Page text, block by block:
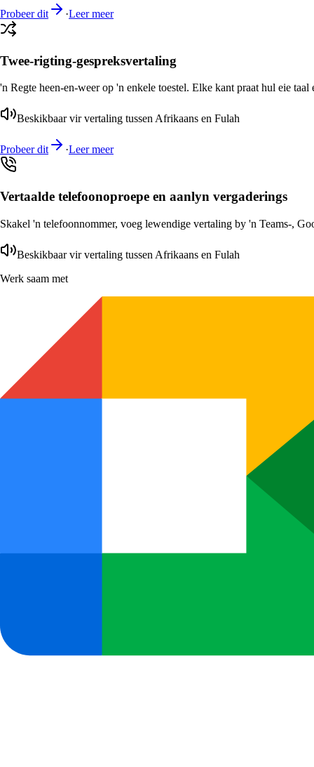
Probeer dit ·Leer meer
Twee-rigting-gespreksvertaling
'n Regte heen-en-weer op 'n enkele toestel. Elke kant praat hul eie taal
Beskikbaar vir vertaling tussen Afrikaans en Fulah
Probeer dit ·Leer meer
Vertaalde telefoonoproepe en aanlyn vergaderings
Skakel 'n telefoonnommer, voeg lewendige vertaling by 'n Teams-,
Beskikbaar vir vertaling tussen Afrikaans en Fulah
Werk saam met